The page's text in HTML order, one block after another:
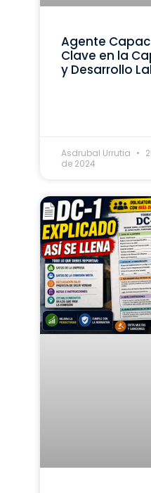
Agente
Clave en la
y Desarrollo
Asdrubal Urrutia
de 2024